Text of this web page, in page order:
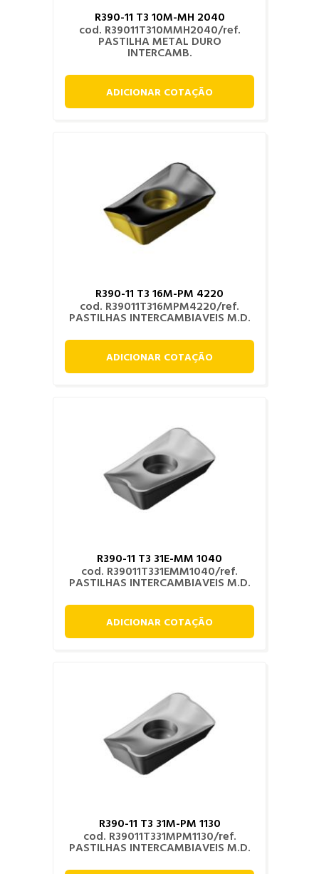
R390-11 T3 10M-MH 2040
cod. R39011T310MMH2040/ref.
PASTILHA METAL DURO
INTERCAMB.
ADICIONAR COTAÇÃO
R390-11 T3 16M-PM 4220
cod. R39011T316MPM4220/ref.
PASTILHAS INTERCAMBIAVEIS M.D.
ADICIONAR COTAÇÃO
R390-11 T3 31E-MM 1040
cod. R39011T331EMM1040/ref.
PASTILHAS INTERCAMBIAVEIS M.D.
ADICIONAR COTAÇÃO
R390-11 T3 31M-PM 1130
cod. R39011T331MPM1130/ref.
PASTILHAS INTERCAMBIAVEIS M.D.